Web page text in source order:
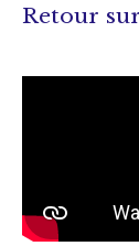
Retour